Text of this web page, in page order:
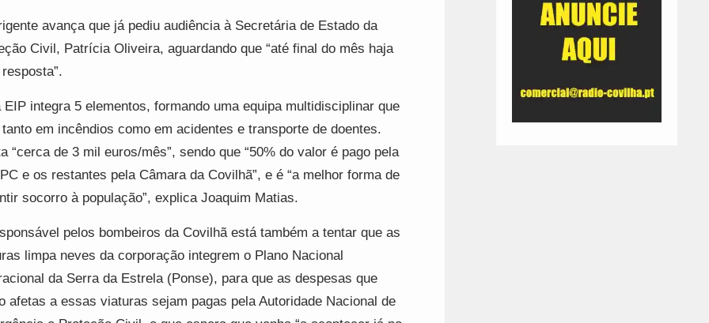
avança que já pediu audiência à Secretária de Estado da
Civil, Patrícia Oliveira, aguardando que “até final do mês haja
EIP integra 5 elementos, formando uma equipa multidisciplinar que
em incêndios como em acidentes e transporte de doentes.
“cerca de 3 mil euros/mês”, sendo que “50% do valor é pago pela
e os restantes pela Câmara da Covilhã”, e é “a melhor forma de
socorro à população”, explica Joaquim Matias.
pelos bombeiros da Covilhã está também a tentar que as
limpa neves da corporação integrem o Plano Nacional
da Serra da Estrela (Ponse), para que as despesas que
afetas a essas viaturas sejam pagas pela Autoridade Nacional de